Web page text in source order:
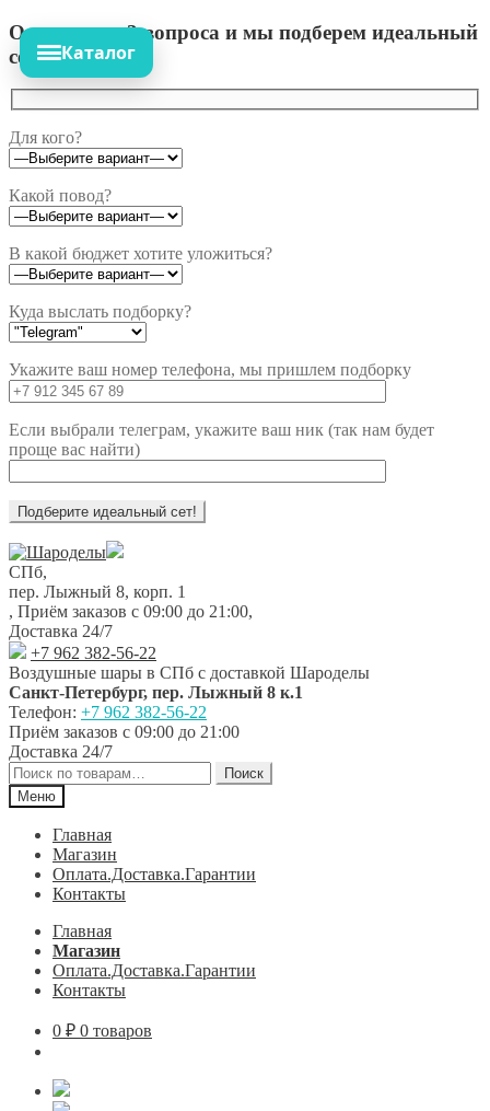
Ответьте на 3 вопроса и мы подберем идеальный
сет!
Для кого?
Какой повод?
В какой бюджет хотите уложиться?
Куда выслать подборку?
Укажите ваш номер телефона, мы пришлем подборку
Если выбрали телеграм, укажите ваш ник (так нам будет
проще вас найти)
Перейти
к
навигации
Перейти
к
содержимому
СПб,
пер. Лыжный 8, корп. 1
, Приём заказов с 09:00 до 21:00,
Доставка 24/7
+7 962 382-56-22
Воздушные шары в СПб с доставкой Шароделы
Санкт-Петербург, пер. Лыжный 8 к.1
Телефон: +7 962 382-56-22
Приём заказов с 09:00 до 21:00
Доставка 24/7
Искать:
Поиск
Меню
Главная
Магазин
Оплата.Доставка.Гарантии
Контакты
Главная
Магазин
Оплата.Доставка.Гарантии
Контакты
0 ₽ 0 товаров
Каталог